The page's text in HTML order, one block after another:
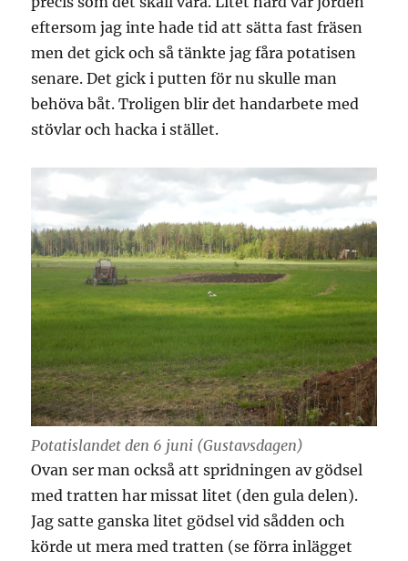
eftersom jag inte hade tid att sätta fast fräsen
men det gick och så tänkte jag fåra potatisen
senare. Det gick i putten för nu skulle man
behöva båt. Troligen blir det handarbete med
stövlar och hacka i stället.
Potatislandet den 6 juni (Gustavsdagen)
Ovan ser man också att spridningen av gödsel
med tratten har missat litet (den gula delen).
Jag satte ganska litet gödsel vid sådden och
körde ut mera med tratten (se förra inlägget